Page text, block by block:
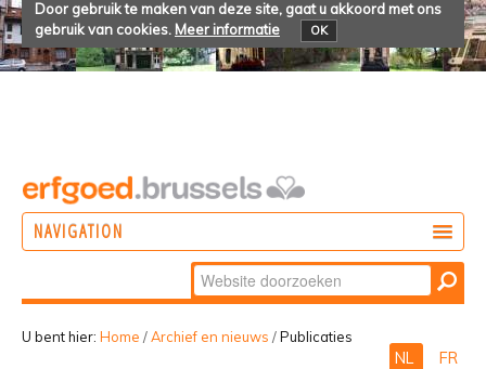
Door gebruik te maken van deze site, gaat u akkoord met ons
gebruik van cookies. Meer informatie OK
NAVIGATION
Zoek
Geavanceerd
zoeken...
U bent hier: Home /Archief en nieuws /Publicaties
NL FR